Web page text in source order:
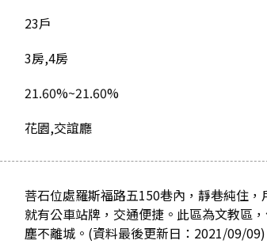
23戶
3房,4房
21.60%~21.60%
花園,交誼廳
菩石位處羅斯福路五150巷內，靜巷純住
就有公車站牌，交通便捷。此區為文教區
塵不離城。(資料最後更新日：2021/09/09)